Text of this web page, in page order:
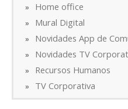
Home office
Mural Digital
Novidades App de
Novidades TV
Recursos Humanos
TV Corporativa